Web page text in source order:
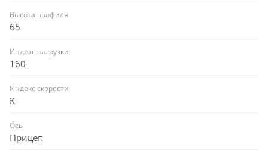
Высота профиля
65
Индекс нагрузки
160
Индекс скорости
K
Ось
Прицеп